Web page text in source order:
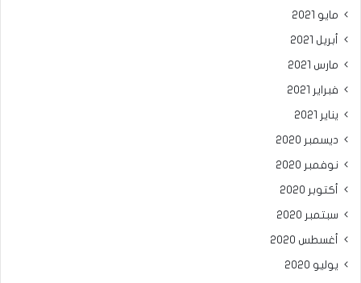
مايو 2021
أبريل 2021
مارس 2021
فبراير 2021
يناير 2021
ديسمبر 2020
نوفمبر 2020
أكتوبر 2020
سبتمبر 2020
أغسطس 2020
يوليو 2020